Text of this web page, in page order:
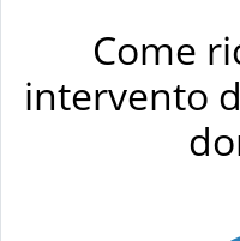
Come
intervento